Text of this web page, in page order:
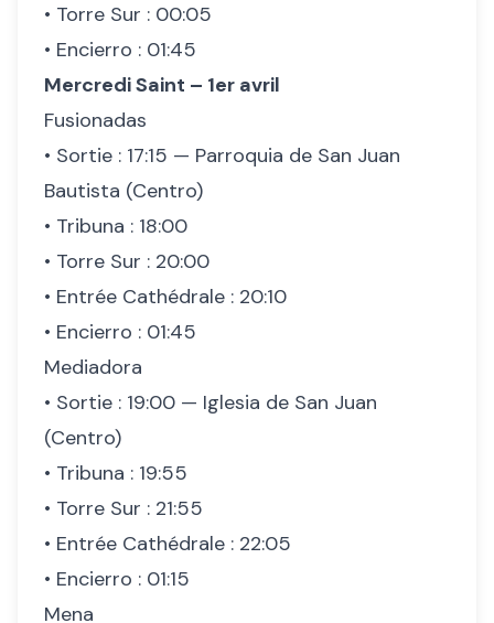
• Torre Sur : 00:05
• Encierro : 01:45
Mercredi Saint – 1er avril
Fusionadas
• Sortie : 17:15 — Parroquia de San Juan
Bautista (Centro)
• Tribuna : 18:00
• Torre Sur : 20:00
• Entrée Cathédrale : 20:10
• Encierro : 01:45
Mediadora
• Sortie : 19:00 — Iglesia de San Juan
(Centro)
• Tribuna : 19:55
• Torre Sur : 21:55
• Entrée Cathédrale : 22:05
• Encierro : 01:15
Mena